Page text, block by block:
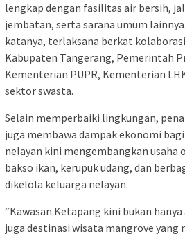
lengkap dengan fasilitas air bersih,
jembatan, serta sarana umum
katanya, terlaksana berkat
Kabupaten Tangerang, Pemerintah
Kementerian PUPR, Kementerian
sektor swasta.
Selain memperbaiki lingkungan,
juga membawa dampak ekonomi
nelayan kini mengembangkan usaha
bakso ikan, kerupuk udang, dan
dikelola keluarga nelayan.
“Kawasan Ketapang kini bukan
juga destinasi wisata mangrove yang